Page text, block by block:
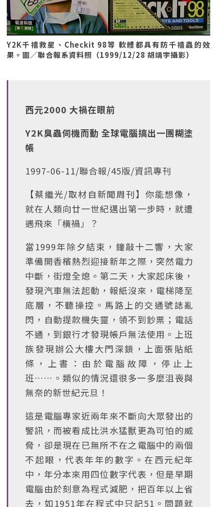
Y2K千禧救星、Checkit 98等 軟體都具有防千禧蟲的效
果。圖／聯合報系資料照（1999/12/28 胡靖宇攝影）
西元2000 大禍在眼前
Y2K臭蟲伺機而動 全球電腦搞出一團糊塗
帳
1997-06-11/聯合報/45版/資訊專刊
【蔡繼光/取材自新聞周刊】你能想像，
就在人類向廿一世紀邁出第一步時，就遭
遇飛來「橫禍」？
當1999年除夕結束，鐘敲十二響，大家
準備開香檳熱烈迎接新年之際，突然電力
中斷，街燈全熄。第二天，大家起床後，
發現汽車無法起動，報紙沒來，電梯降至
底層，不聽操控。馬路上的交通號誌亂
閃，自動提款機失靈，領不到鈔票；電話
不通，到銀行才發現帳戶無法使用。上班
族發現辦公大樓大門深鎖，上面張貼紙
條，上書：由於電腦故障，停止上
班……。類似的情況還很多一多麼沮喪與
無奈的新世紀元旦！
這是電腦專家近兩年來不斷向大眾發出的
警訊，而被看成比洪水猛獸更為可怕的威
脅，卻是現在已無所不在之電腦中的兩個
不起眼，代表年年的數字。在西元紀年
中，年分本來用四位數字代表，但是早期
電腦由於刻意為程式減肥，把百年以上省
去，如1951年在程式中只記51。問題就